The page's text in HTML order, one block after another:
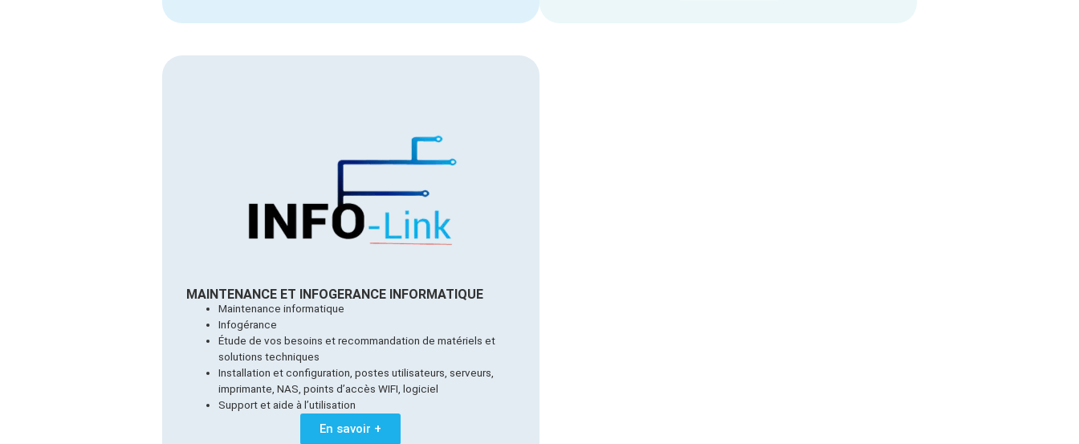
MAINTENANCE ET INFOGERANCE INFORMATIQUE
Maintenance informatique
Infogérance
Étude de vos besoins et recommandation de matériels et
solutions techniques
Installation et configuration, postes utilisateurs, serveurs,
imprimante, NAS, points d’accès WIFI, logiciel
Support et aide à l’utilisation
En savoir +